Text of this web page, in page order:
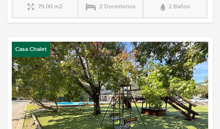
79,00 m2 2 Dormitorios 2 Baños
Casa Chalet